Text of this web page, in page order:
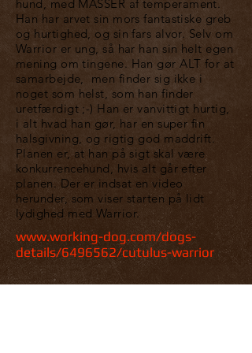
hund, med MASSER af temperament.
Han har arvet sin mors fantastiske greb
og hurtighed, og sin fars alvor. Selv om
Warrior er ung, så har han sin helt egen
mening om tingene. Han gør ALT for at
samarbejde, men finder sig ikke i
noget som helst, som han finder
uretfærdigt ;-) Han er vanvittigt hurtig,
i alt hvad han gør, har en super fin
halsgivning, og rigtig god maddrift.
Planen er, at han på sigt skal være
konkurrencehund, hvis alt går efter
planen. Der er indsat en video
herunder, som viser starten på lidt
lydighed med Warrior.
www.working-dog.com/dogs-
details/6496562/cutulus-warrior